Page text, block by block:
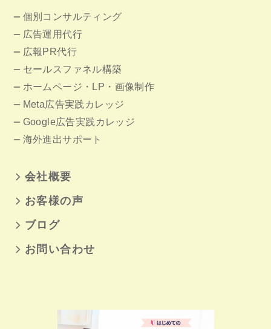
個別コンサルティング
広告運用代行
広報PR代行
セールスファネル構築
ホームページ ・LP・画像制作
Meta広告実践カレッジ
Google広告実践カレッジ
海外進出サポート
会社概要
お客様の声
ブログ
お問い合わせ